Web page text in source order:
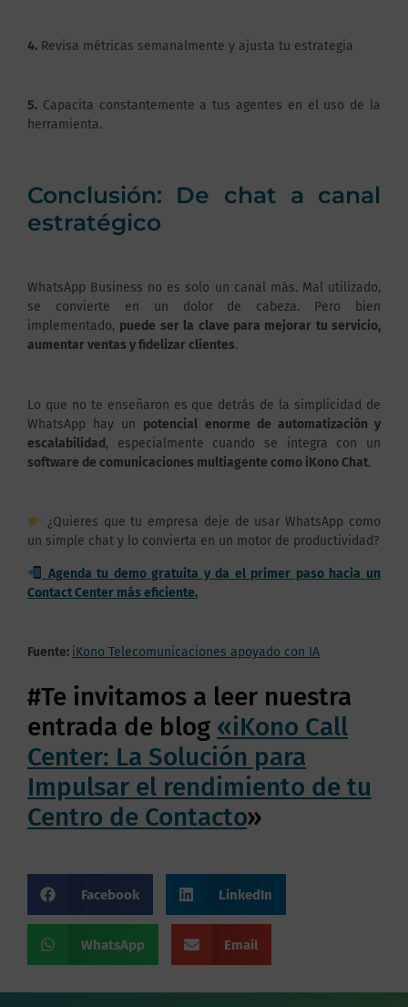
4. Revisa métricas semanalmente y ajusta tu estrategia
5. Capacita constantemente a tus agentes en el uso de la
herramienta.
Conclusión: De chat a canal
estratégico
WhatsApp Business no es solo un canal más. Mal utilizado,
se convierte en un dolor de cabeza. Pero bien
implementado, puede ser la clave para mejorar tu servicio,
aumentar ventas y fidelizar clientes.
Lo que no te enseñaron es que detrás de la simplicidad de
WhatsApp hay un potencial enorme de automatización y
escalabilidad , especialmente cuando se integra con un
software de comunicaciones multiagente como iKono Chat.
¿Quieres que tu empresa deje de usar WhatsApp como
un simple chat y lo convierta en un motor de productividad?
Agenda tu demo gratuita y da el primer paso hacia un
Contact Center más eficiente.
Fuente: iKono Telecomunicaciones apoyado con IA
#Te invitamos a leer nuestra
entrada de blog «iKono Call
Center: La Solución para
Impulsar el rendimiento de tu
Centro de Contacto»
Facebook LinkedIn
WhatsApp Email